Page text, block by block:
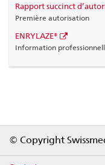
Rapport succinct
Première autorisation
ENRYLAZE®
Information
© Copyright